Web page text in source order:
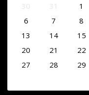
30
31 1
6
7 8
13
14 15
20
21 22
27
28 29